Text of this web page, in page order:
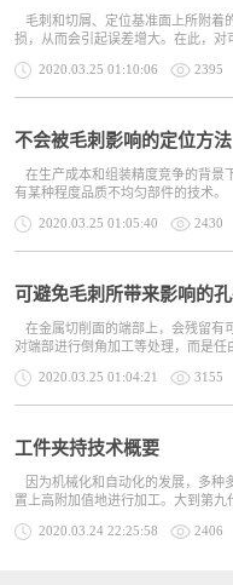
毛刺和切屑、定位基准面上所附着
损，从而会引起误差增大。在此，对
2020.03.25 01:10:06 2395
不会被毛刺影响的定位方法
在生产成本和组装精度竞争的背景
有某种程度品质不均匀部件的技术。
2020.03.25 01:05:40 2430
可避免毛刺所带来影响的
在金属切削面的端部上，会残留有
对端部进行倒角加工等处理，而是任
2020.03.25 01:04:21 3155
工件夹持技术概要
因为机械化和自动化的发展，多种
置上高附加值地进行加工。大到第九
2020.03.24 22:25:58 2406